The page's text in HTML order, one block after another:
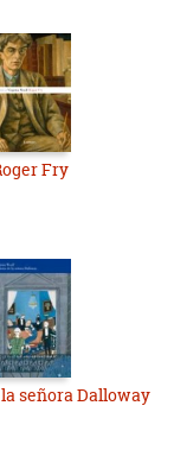
Fry
señora Dalloway